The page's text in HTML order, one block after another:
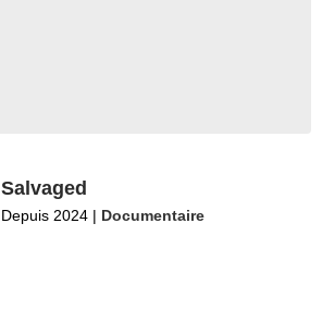
Salvaged
Depuis 2024 | Documentaire